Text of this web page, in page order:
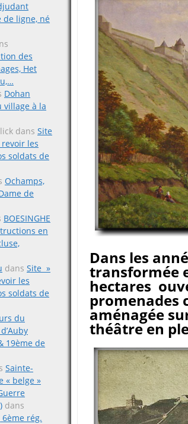
de ligne, né
des
Het
Dohan
village à la
dans Site
les
soldats de
Ochamps,
de
BOESINGHE
en
dans Site »
les
soldats de
du
19ème de
Sainte-
« belge »
dans
rég.
Dans les
transformée
hectares
promenades
aménagée
théâtre en